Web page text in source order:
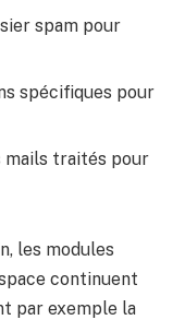
spam pour
spécifiques pour
traités pour
les modules
continuent
par exemple la